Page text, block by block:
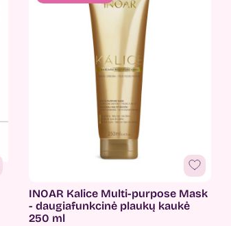
INOAR Kalice Multi-purpose Mask
- daugiafunkcinė plaukų kaukė
250 ml